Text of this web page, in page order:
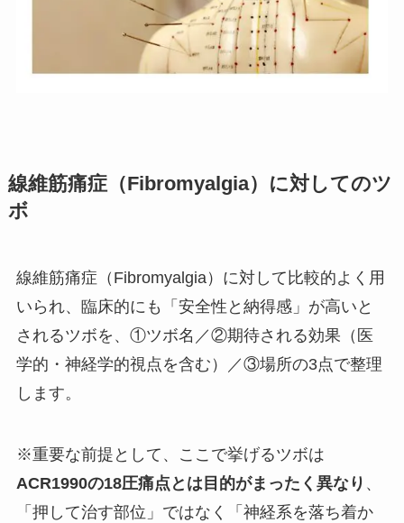
線維筋痛症（Fibromyalgia）に対してのツ
ボ
線維筋痛症（Fibromyalgia）に対して比較的よく用
いられ、臨床的にも「安全性と納得感」が高いと
されるツボを、①ツボ名／②期待される効果（医
学的・神経学的視点を含む）／③場所の3点で整理
します。
※重要な前提として、ここで挙げるツボは
ACR1990の18圧痛点とは目的がまったく異なり 、
「押して治す部位」ではなく「神経系を落ち着か